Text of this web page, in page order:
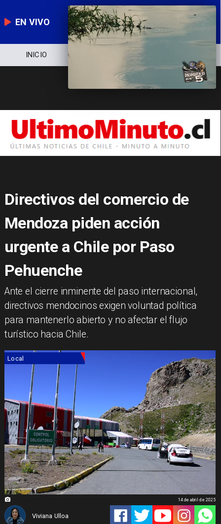
EN VIVO
INICIO
Directivos del comercio de
Mendoza piden acción
urgente a Chile por Paso
Pehuenche
Ante el cierre inminente del paso internacional,
directivos mendocinos exigen voluntad política
para mantenerlo abierto y no afectar el flujo
turístico hacia Chile.
Local
Viviana Ulloa
14 de abril de 2025